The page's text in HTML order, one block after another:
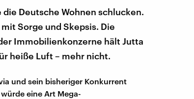
Deutsche Wohnen schlucken.
Sorge und Skepsis. Die
Immobilienkonzerne hält Jutta
heiße Luft – mehr nicht.
und sein bisheriger Konkurrent
eine Art Mega-